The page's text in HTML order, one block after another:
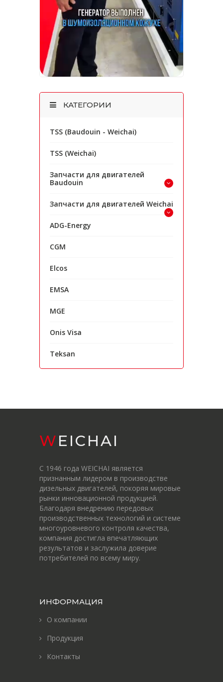
КАТЕГОРИИ
TSS (Baudouin - Weichai)
TSS (Weichai)
Запчасти для двигателей
Baudouin
Запчасти для двигателей Weichai
ADG-Energy
CGM
Elcos
EMSA
MGE
Onis Visa
Teksan
WEICHAI
С 1946 года WEICHAI является
признанным лидером в производстве
дизельных двигателей, покоряя мировые
рынки инновационной продукцией.
Благодаря внедрению передовых
производственных технологий и системе
многоуровневого контроля качества,
компания достигла впечатляющих
результатов и заслужила доверие
потребителей по всему миру.
ИНФОРМАЦИЯ
О компании
Продукция
Контакты